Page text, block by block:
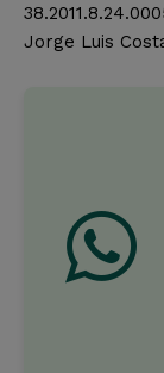
Jorge Luis